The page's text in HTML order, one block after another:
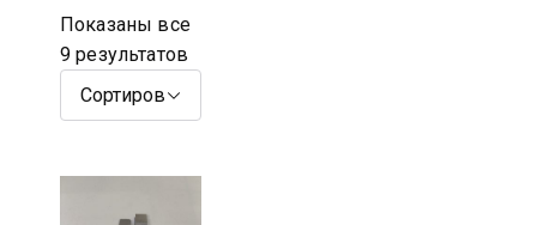
Показаны все
9 результатов